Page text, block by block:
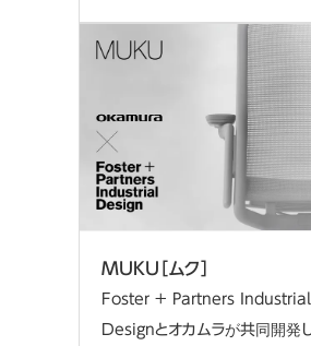
MUKU［ムク］
Foster + Partners Industrial
Designとオカムラが共同開発